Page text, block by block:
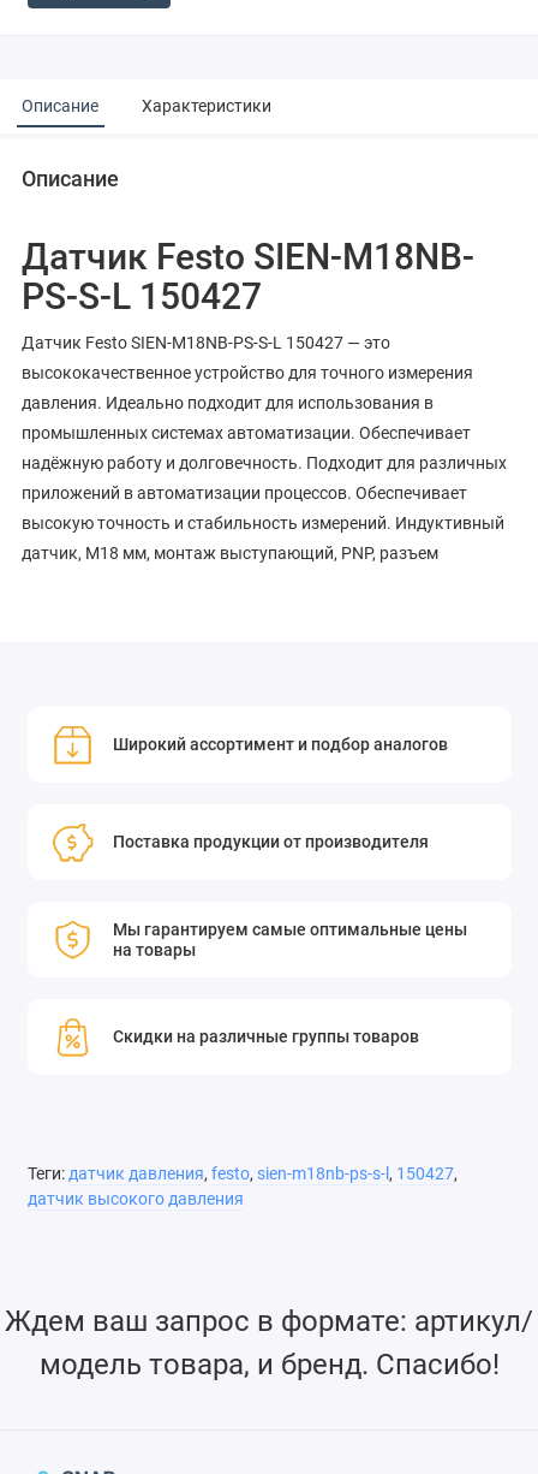
Описание Характеристики
Описание
Датчик Festo SIEN-M18NB-
PS-S-L 150427
Датчик Festo SIEN-M18NB-PS-S-L 150427 — это
высококачественное устройство для точного измерения
давления. Идеально подходит для использования в
промышленных системах автоматизации. Обеспечивает
надёжную работу и долговечность. Подходит для различных
приложений в автоматизации процессов. Обеспечивает
высокую точность и стабильность измерений. Индуктивный
датчик, M18 мм, монтаж выступающий, PNP, разъем
Широкий ассортимент и подбор аналогов
Поставка продукции от производителя
Мы гарантируем самые оптимальные цены
на товары
Скидки на различные группы товаров
Теги:датчик давления, festo, sien-m18nb-ps-s-l, 150427,
датчик высокого давления
Ждем ваш запрос в формате: артикул/
модель товара, и бренд. Спасибо!